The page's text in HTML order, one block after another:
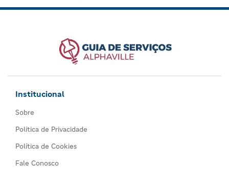
Institucional
Sobre
Política de Privacidade
Política de Cookies
Fale Conosco